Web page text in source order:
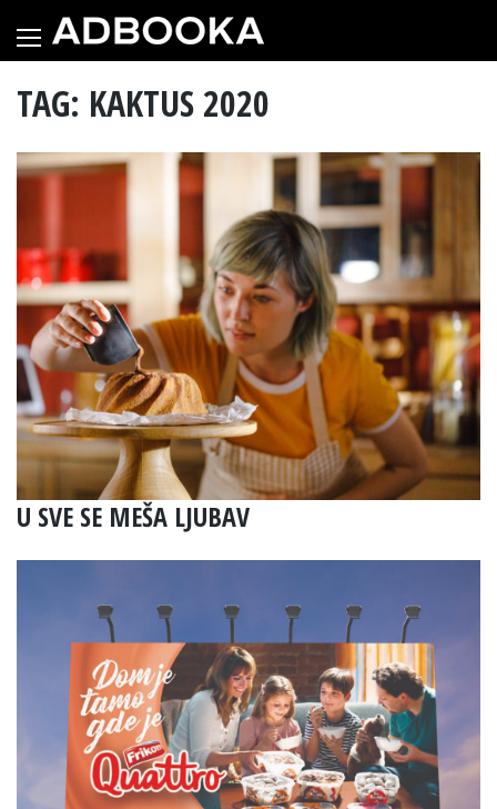
content
TAG: KAKTUS 2020
U SVE SE MEŠA LJUBAV